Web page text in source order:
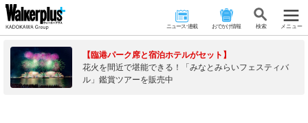
ニュース･連載 おでかけ情報 検 索 メニュー
【臨港パーク席と宿泊ホテルがセット】
花火を間近で堪能できる！「みなとみらいフェスティバ
ル」鑑賞ツアーを販売中